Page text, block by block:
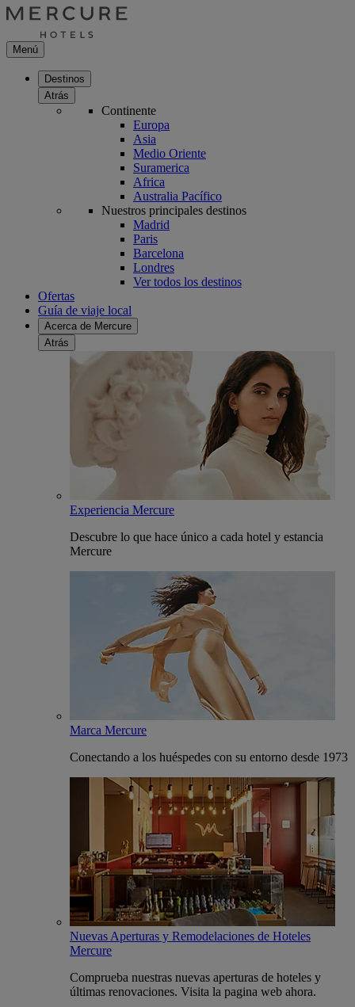
Menú
Destinos
Atrás
Continente
Europa
Asia
Medio Oriente
Suramerica
Africa
Australia Pacífico
Nuestros principales destinos
Madrid
Paris
Barcelona
Londres
Ver todos los destinos
Ofertas
Guía de viaje local
Acerca de Mercure
Atrás
Experiencia Mercure
Descubre lo que hace único a cada hotel y estancia
Mercure
Marca Mercure
Conectando a los huéspedes con su entorno desde 1973
Nuevas Aperturas y Remodelaciones de Hoteles
Mercure
Comprueba nuestras nuevas aperturas de hoteles y
últimas renovaciones. Visita la pagina web ahora.